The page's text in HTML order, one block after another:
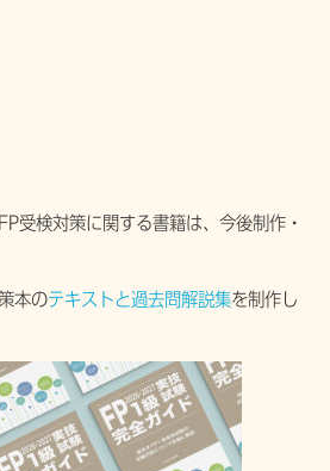
受検対策に関する書籍は、今後制作・
本のテキストと過去問解説集を制作し